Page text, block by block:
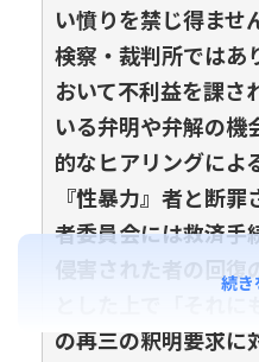
い憤りを禁じ得ませ
検察・裁判所ではあ
おいて不利益を課さ
いる弁明や弁解の機
的なヒアリングによ
『性暴⼒』者と断
者委員会には救済⼿
侵害された者の回復
の再三の釈明要求に
続き